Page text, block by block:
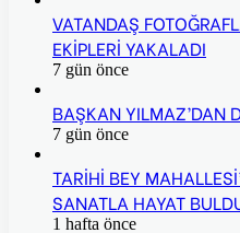
VATANDAŞ
EKİPLERİ YAKALADI
7 gün önce
BAŞKAN YILMAZ’DAN
7 gün önce
TARİHİ BEY
SANATLA HAYAT
1 hafta önce